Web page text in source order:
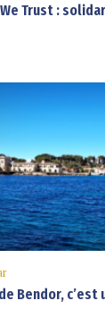
Trust :
Bendor, c’est